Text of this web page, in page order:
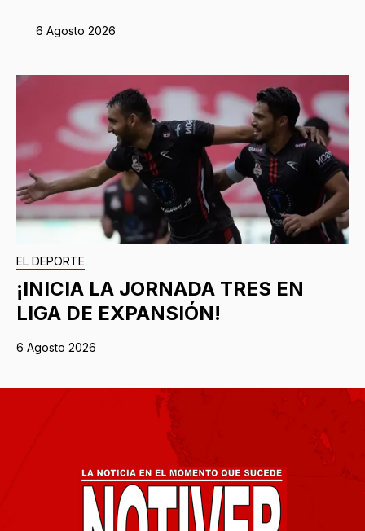
6 Agosto 2026
EL DEPORTE
¡INICIA LA JORNADA TRES EN
LIGA DE EXPANSIÓN!
6 Agosto 2026